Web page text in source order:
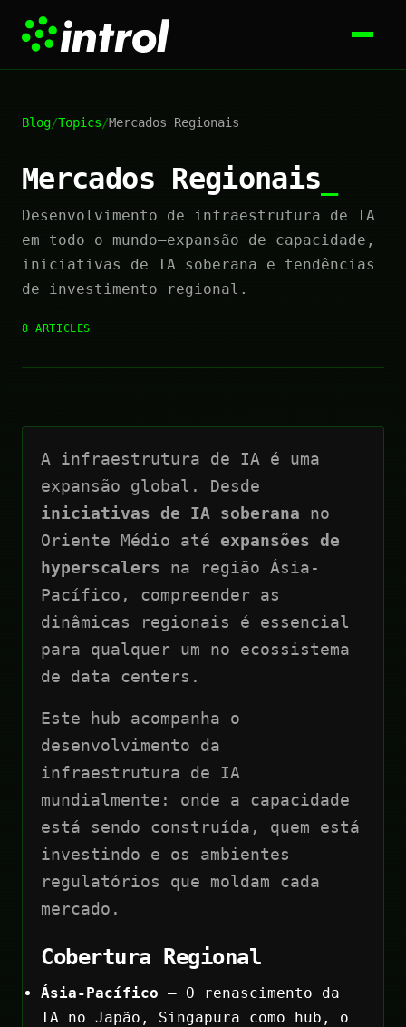
Blog/Topics/Mercados Regionais
Mercados Regionais
Desenvolvimento de infraestrutura de IA
em todo o mundo—expansão de capacidade,
iniciativas de IA soberana e tendências
de investimento regional.
8 ARTICLES
A infraestrutura de IA é uma
expansão global. Desde
iniciativas de IA soberana no
Oriente Médio até expansões de
hyperscalers na região Ásia-
Pacífico, compreender as
dinâmicas regionais é essencial
para qualquer um no ecossistema
de data centers.
Este hub acompanha o
desenvolvimento da
infraestrutura de IA
mundialmente: onde a capacidade
está sendo construída, quem está
investindo e os ambientes
regulatórios que moldam cada
mercado.
Cobertura Regional
Ásia-Pacífico — O renascimento da
IA no Japão, Singapura como hub, o